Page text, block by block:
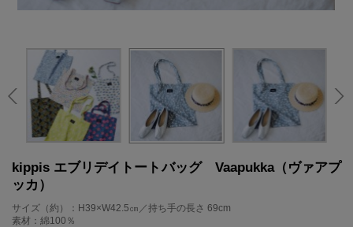
kippis エブリデイトートバッグ Vaapukka（ヴァアプ
ッカ）
サイズ（約）：H39×W42.5㎝／持ち手の長さ 69cm
素材：綿100％